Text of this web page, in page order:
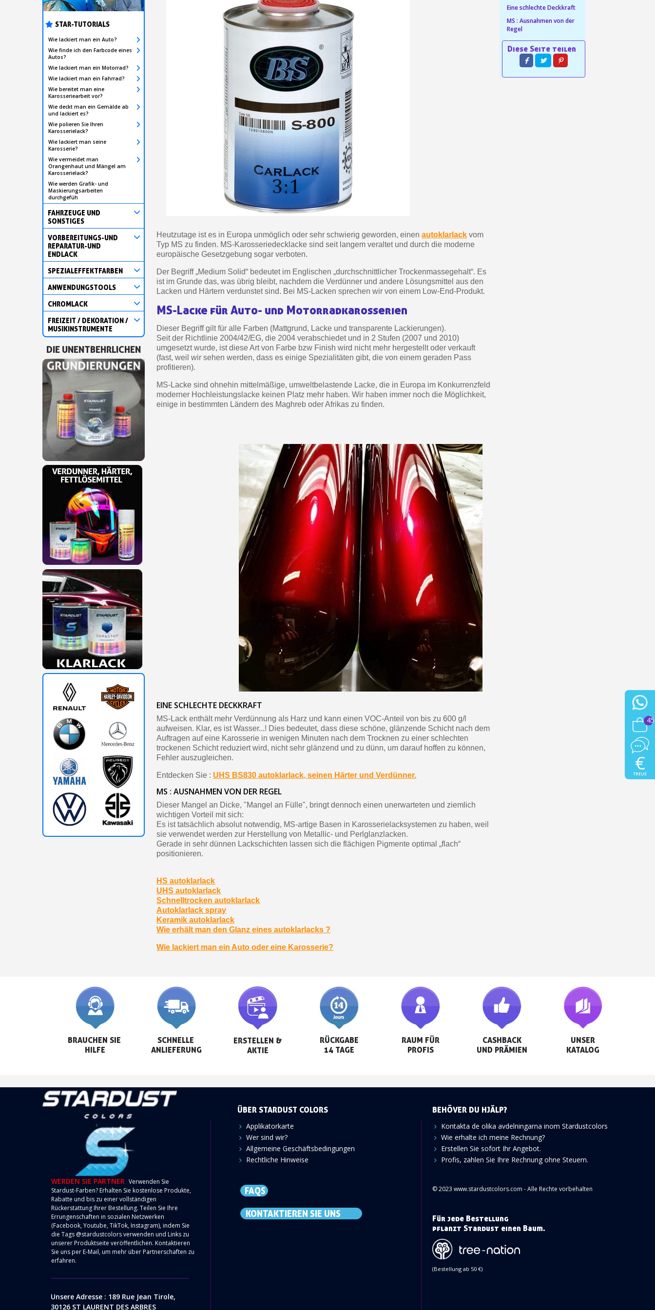
Teilen Sie Ihre Kreationen und erhalten Sie Einkaufsgutscheine
Sammeln Sie mit jeder Bestellung Treuepunkte
Rücksendung von Produkten innerhalb von 14 Tagen
Rabatt von 5€ auf die erste Bestellung
10€ Einkaufsgutschein für jede Weiterempfehlung
Ihr Online-Angebot in weniger als 1 Minute
Sammeln Sie mit jeder Bestellung Treuepunkte
Rücksendung von Produkten innerhalb von 14 Tagen
10€ Einkaufsgutschein für jede Weiterempfehlung
Zahlung in 4x gebührenfrei ab einem Einkaufswert von 30€.
Ihr Online-Angebot in weniger als 1 Minute
Teilen Sie Ihre Kreationen und erhalten Sie Einkaufsgutscheine
Rücksendung von Produkten innerhalb von 14 Tagen
Rabatt von 5€ auf die erste Bestellung
STAR-TUTORIALS
Wie lackiert man ein Auto?
Wie finde ich den Farbcode eines
Autos?
Wie lackiert man ein Motorrad?
Wie lackiert man ein Fahrrad?
Wie bereitet man eine
Karosseriearbeit vor?
Wie deckt man ein Gemälde ab
und lackiert es?
Wie polieren Sie Ihren
Karosserielack?
Wie lackiert man seine
Karosserie?
Wie vermeidet man
Orangenhaut und Mängel am
Karosserielack?
Wie werden Grafik- und
Maskierungsarbeiten
durchgefüh
FAHRZEUGE UND
SONSTIGES
VORBEREITUNGS-UND
REPARATUR-UND
ENDLACK
SPEZIALEFFEKTFARBEN
ANWENDUNGSTOOLS
CHROMLACK
FREIZEIT / DEKORATION /
MUSIKINSTRUMENTE
DIE UNENTBEHRLICHEN
Heutzutage ist es in Europa unmöglich oder sehr schwierig geworden, einenautoklarlack vom
Typ MS zu finden. MS-Karosseriedecklacke sind seit langem veraltet und durch die moderne
europäische Gesetzgebung sogar verboten.
Der Begriff „Medium Solid“ bedeutet im Englischen „durchschnittlicher Trockenmassegehalt“. Es
ist im Grunde das, was übrig bleibt, nachdem die Verdünner und andere Lösungsmittel aus den
Lacken und Härtern verdunstet sind. Bei MS-Lacken sprechen wir von einem Low-End-Produkt.
MS-Lacke für Auto- und Motorradkarosserien
Dieser Begriff gilt für alle Farben (Mattgrund, Lacke und transparente Lackierungen).
Seit der Richtlinie 2004/42/EG, die 2004 verabschiedet und in 2 Stufen (2007 und 2010)
umgesetzt wurde, ist diese Art von Farbe bzw Finish wird nicht mehr hergestellt oder verkauft
(fast, weil wir sehen werden, dass es einige Spezialitäten gibt, die von einem geraden Pass
profitieren).
MS-Lacke sind ohnehin mittelmäßige, umweltbelastende Lacke, die in Europa im Konkurrenzfeld
moderner Hochleistungslacke keinen Platz mehr haben. Wir haben immer noch die Möglichkeit,
einige in bestimmten Ländern des Maghreb oder Afrikas zu finden.
EINE SCHLECHTE DECKKRAFT
MS-Lack enthält mehr Verdünnung als Harz und kann einen VOC-Anteil von bis zu 600 g/l
aufweisen. Klar, es ist Wasser...! Dies bedeutet, dass diese schöne, glänzende Schicht nach dem
Auftragen auf eine Karosserie in wenigen Minuten nach dem Trocknen zu einer schlechten
trockenen Schicht reduziert wird, nicht sehr glänzend und zu dünn, um darauf hoffen zu können,
Fehler auszugleichen.
Entdecken Sie : UHS BS830 autoklarlack, seinen Härter und Verdünner.
MS : AUSNAHMEN VON DER REGEL
Dieser Mangel an Dicke, "Mangel an Fülle", bringt dennoch einen unerwarteten und ziemlich
wichtigen Vorteil mit sich:
Es ist tatsächlich absolut notwendig, MS-artige Basen in Karosserielacksystemen zu haben, weil
sie verwendet werden zur Herstellung von Metallic- und Perlglanzlacken.
Gerade in sehr dünnen Lackschichten lassen sich die flächigen Pigmente optimal „flach“
positionieren.
HS autoklarlack
UHS autoklarlack
Schnelltrocken autoklarlack
Autoklarlack spray
Keramik autoklarlack
Wie erhält man den Glanz eines autoklarlacks ?
Wie lackiert man ein Auto oder eine Karosserie?
Eine schlechte Deckkraft
MS : Ausnahmen von der
Regel
BRAUCHEN SIE
HILFE
SCHNELLE
ANLIEFERUNG
ERSTELLEN &
AKTIE
RÜCKGABE
14 TAGE
RAUM FÜR
PROFIS
CASHBACK
UND PRÄMIEN
UNSER
KATALOG
WERDEN SIE PARTNER Verwenden Sie
Stardust-Farben? Erhalten Sie kostenlose Produkte,
Rabatte und bis zu einer vollständigen
Rückerstattung Ihrer Bestellung. Teilen Sie Ihre
Errungenschaften in sozialen Netzwerken
(Facebook, Youtube, TikTok, Instagram), indem Sie
die Tags @stardustcolors verwenden und Links zu
unserer Produktseite veröffentlichen. Kontaktieren
Sie uns perE-Mail, um mehr über Partnerschaften zu
erfahren.
Unsere Adresse : 189 Rue Jean Tirole,
30126 ST LAURENT DES ARBRES
ÜBER STARDUST COLORS
Applikatorkarte
Wer sind wir?
Allgemeine Geschäftsbedingungen
Rechtliche Hinweise
FAQS
KONTAKTIEREN SIE UNS
BEHÖVER DU HJÄLP?
Kontakta de olika avdelningarna inom Stardustcolors
Wie erhalte ich meine Rechnung?
Erstellen Sie sofort Ihr Angebot.
Profis, zahlen Sie Ihre Rechnung ohne Steuern.
© 2023 www.stardustcolors.com - Alle Rechte vorbehalten
Für jede Bestellung
pflanzt Stardust einen Baum.
(Bestellung ab 50 €)
45
€
TREUE